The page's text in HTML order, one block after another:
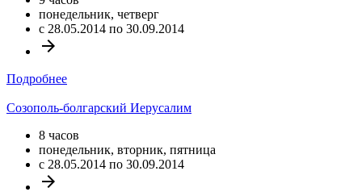
понедельник, четверг
c 28.05.2014 по 30.09.2014
arrow_forward
Подробнее
Созополь-болгарский Иерусалим
8 часов
понедельник, вторник, пятница
c 28.05.2014 по 30.09.2014
arrow_forward